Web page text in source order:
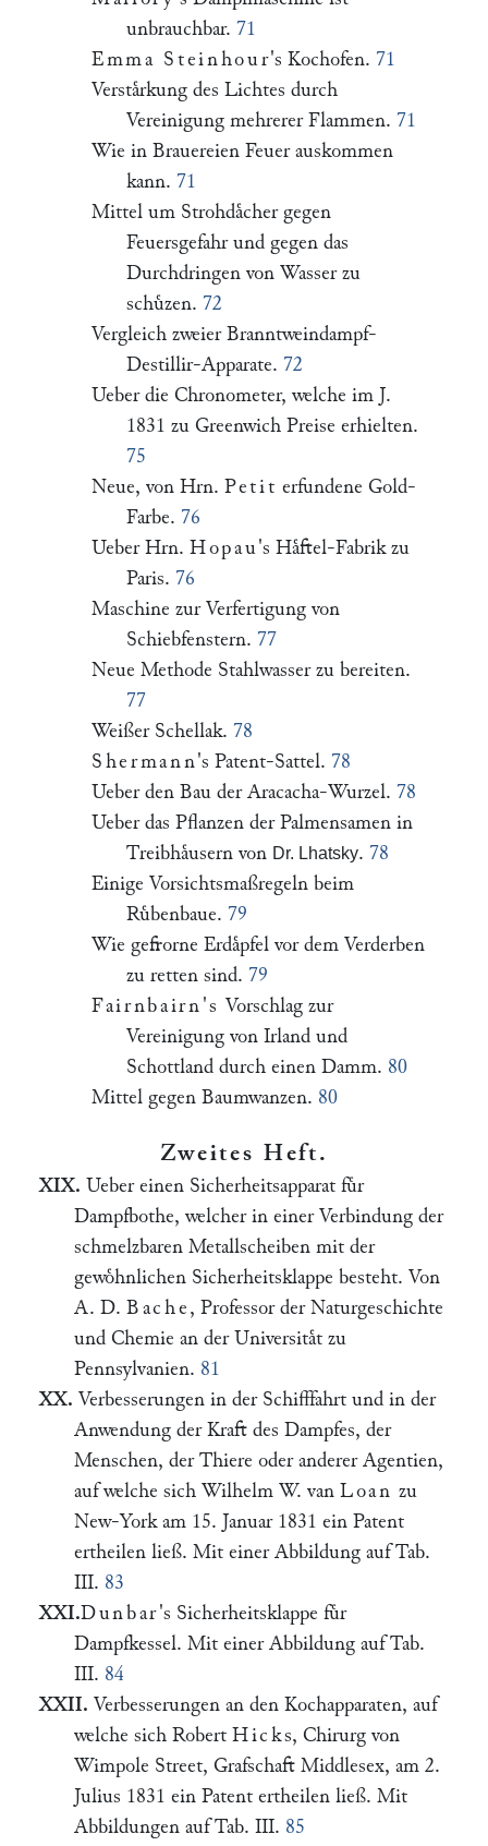
unbrauchbar. 71
Emma Steinhour's Kochofen.71
Verstaͤrkung des Lichtes durch
Vereinigung mehrerer Flammen. 71
Wie in Brauereien Feuer auskommen
kann. 71
Mittel um Strohdaͤcher gegen
Feuersgefahr und gegen das
Durchdringen von Wasser zu
schuͤzen. 72
Vergleich zweier Branntweindampf-
Destillir-Apparate. 72
Ueber die Chronometer, welche im J.
1831 zu Greenwich Preise erhielten.
75
Neue, von Hrn. Petit erfundene Gold-
Farbe. 76
Ueber Hrn. Hopau's Haͤftel-Fabrik zu
Paris. 76
Maschine zur Verfertigung von
Schiebfenstern. 77
Neue Methode Stahlwasser zu bereiten.
77
Weißer Schellak. 78
Shermann's Patent-Sattel.78
Ueber den Bau der Aracacha-Wurzel. 78
Ueber das Pflanzen der Palmensamen in
Treibhaͤusern von Dr. Lhatsky. 78
Einige Vorsichtsmaßregeln beim
Ruͤbenbaue. 79
Wie gefrorne Erdaͤpfel vor dem Verderben
zu retten sind. 79
Fairnbairn's Vorschlag zur
Vereinigung von Irland und
Schottland durch einen Damm. 80
Mittel gegen Baumwanzen. 80
Zweites Heft.
XIX. Ueber einen Sicherheitsapparat fuͤr
Dampfbothe, welcher in einer Verbindung der
schmelzbaren Metallscheiben mit der
gewoͤhnlichen Sicherheitsklappe besteht. Von
A. D. Bache , Professor der Naturgeschichte
und Chemie an der Universitaͤt zu
Pennsylvanien. 81
XX. Verbesserungen in der Schifffahrt und in der
Anwendung der Kraft des Dampfes, der
Menschen, der Thiere oder anderer Agentien,
auf welche sich Wilhelm W. van Loan zu
New-York am 15. Januar 1831 ein Patent
ertheilen ließ. Mit einer Abbildung auf Tab.
III. 83
XXI.Dunbar's Sicherheitsklappe fuͤr
Dampfkessel. Mit einer Abbildung auf Tab.
III. 84
XXII. Verbesserungen an den Kochapparaten, auf
welche sich Robert Hicks, Chirurg von
Wimpole Street, Grafschaft Middlesex, am 2.
Julius 1831 ein Patent ertheilen ließ. Mit
Abbildungen auf Tab. III. 85